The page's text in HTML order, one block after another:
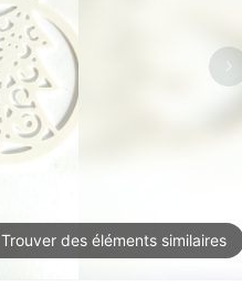
Trouver des éléments similaires